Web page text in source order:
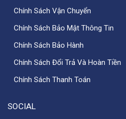
Chính Sách Vận Chuyển
Chính Sách Bảo Mật Thông Tin
Chính Sách Bảo Hành
Chính Sách Đổi Trả Và Hoàn Tiền
Chính Sách Thanh Toán
SOCIAL